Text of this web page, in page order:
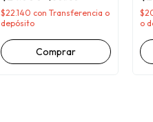
$22.140 con Transferencia o
depósito
Comprar
o